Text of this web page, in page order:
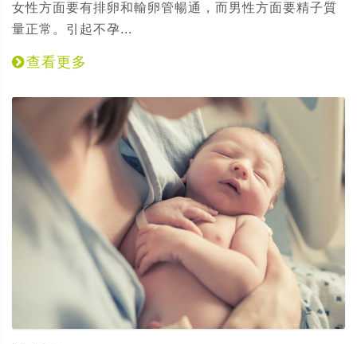
女性方面要有排卵和輸卵管暢通，而男性方面要精子質
量正常。引起不孕...
查看更多